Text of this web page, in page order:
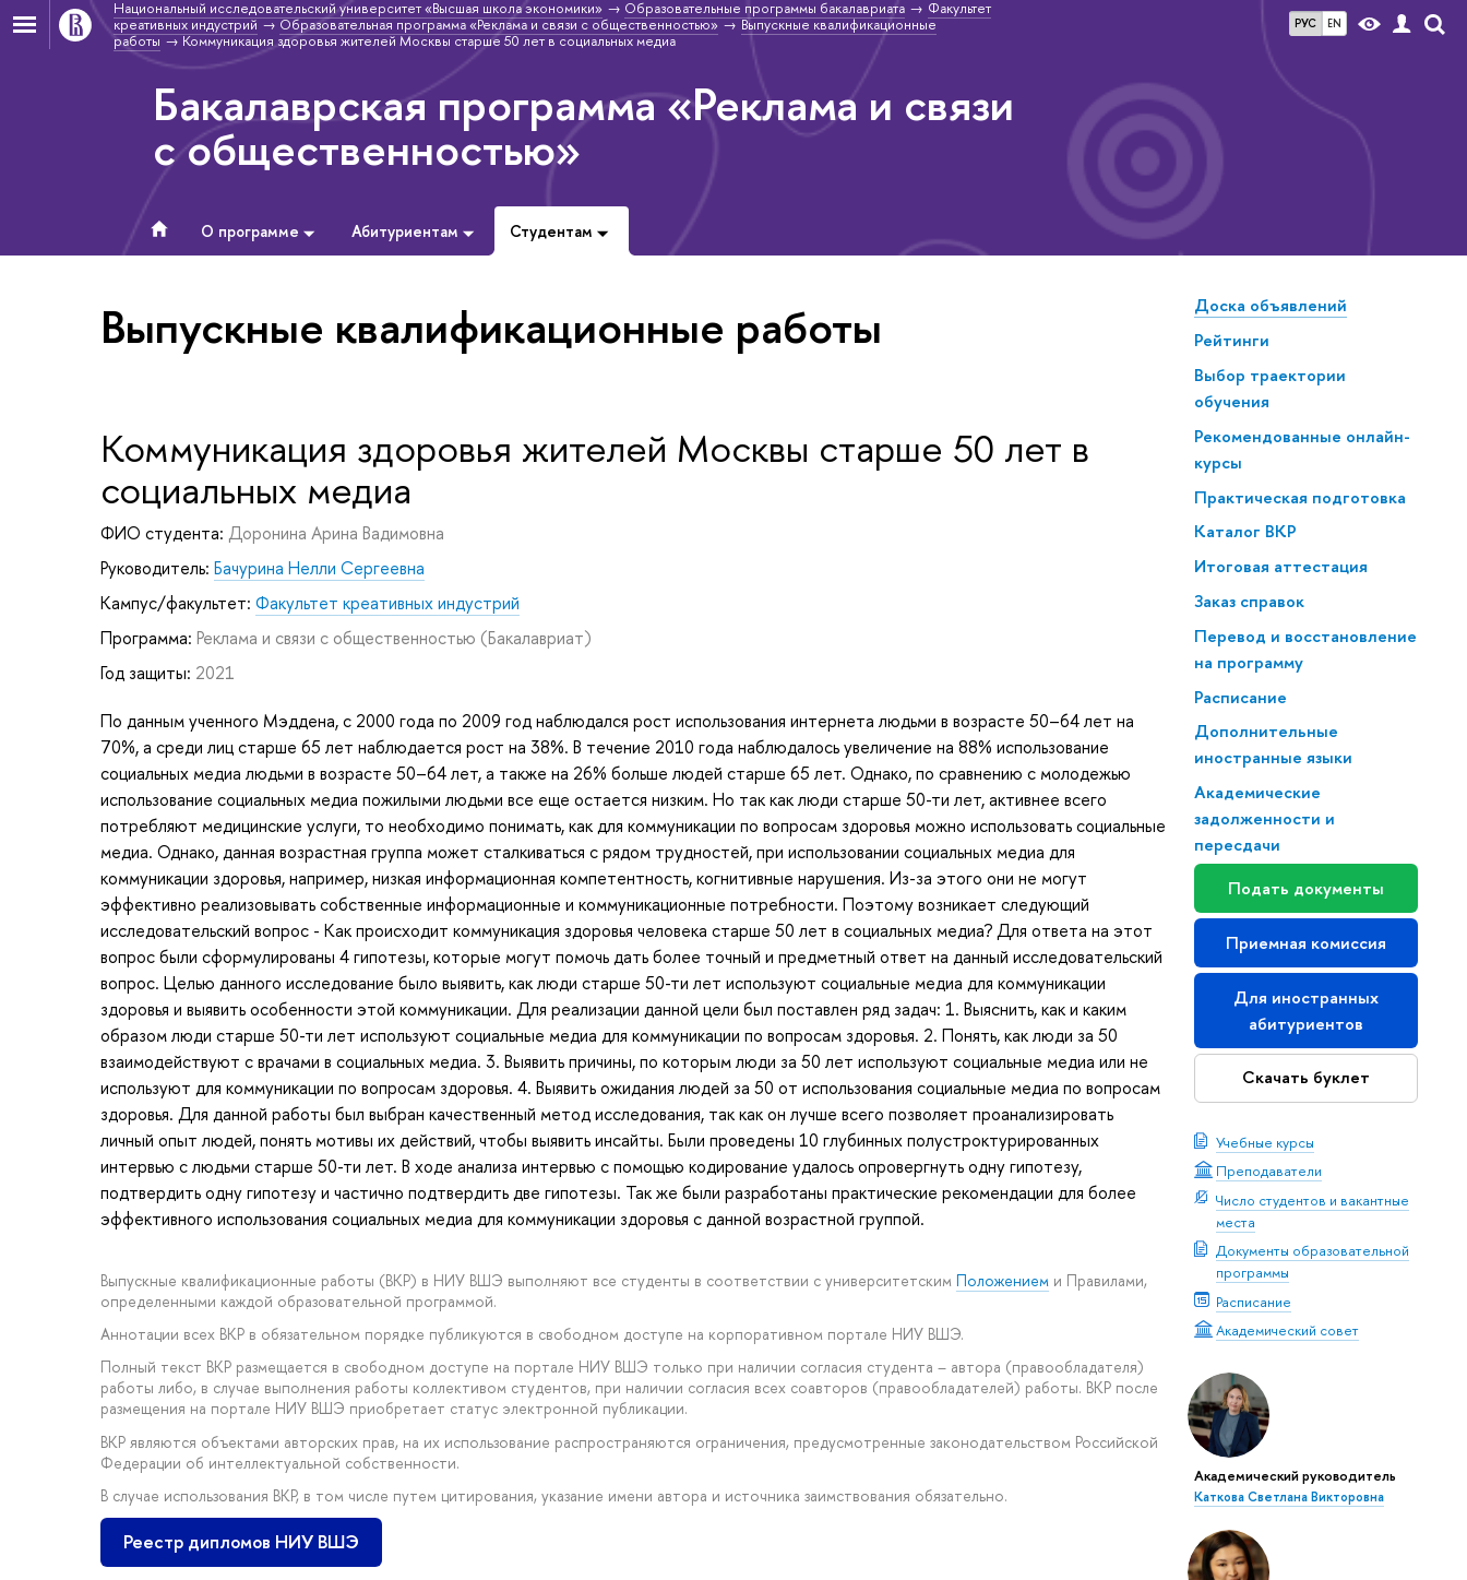
РУС EN
Национальный исследовательский университет «Высшая школа экономики» Образовательные программы бакалавриата
Факультет
креативных индустрий
Образовательная программа «Реклама и связи с общественностью»
Выпускные квалификационные
работы
Коммуникация здоровья жителей Москвы старше 50 лет в социальных медиа
Бакалаврская программа «Реклама и связи
с общественностью»
О программе Абитуриентам Студентам
Доска объявлений
Рейтинги
Выбор траектории
обучения
Рекомендованные онлайн-
курсы
Практическая подготовка
Каталог ВКР
Итоговая аттестация
Заказ справок
Перевод и восстановление
на программу
Расписание
Дополнительные
иностранные языки
Академические
задолженности и
пересдачи
Подать документы
Приемная комиссия
Для иностранных
абитуриентов
Скачать буклет
Учебные курсы
Преподаватели
Число студентов и вакантные
места
Документы образовательной
программы
Расписание
Академический совет
Академический руководитель
Каткова Светлана Викторовна
Выпускные квалификационные работы
Коммуникация здоровья жителей Москвы старше 50 лет в
социальных медиа
ФИО студента: Доронина Арина Вадимовна
Руководитель: Бачурина Нелли Сергеевна
Кампус/факультет: Факультет креативных индустрий
Программа: Реклама и связи с общественностью (Бакалавриат)
Год защиты: 2021
По данным ученного Мэддена, с 2000 года по 2009 год наблюдался рост использования интернета людьми в возрасте 50–64 лет на
70%, а среди лиц старше 65 лет наблюдается рост на 38%. В течение 2010 года наблюдалось увеличение на 88% использование
социальных медиа людьми в возрасте 50–64 лет, а также на 26% больше людей старше 65 лет. Однако, по сравнению с молодежью
использование социальных медиа пожилыми людьми все еще остается низким. Но так как люди старше 50-ти лет, активнее всего
потребляют медицинские услуги, то необходимо понимать, как для коммуникации по вопросам здоровья можно использовать социальные
медиа. Однако, данная возрастная группа может сталкиваться с рядом трудностей, при использовании социальных медиа для
коммуникации здоровья, например, низкая информационная компетентность, когнитивные нарушения. Из-за этого они не могут
эффективно реализовывать собственные информационные и коммуникационные потребности. Поэтому возникает следующий
исследовательский вопрос - Как происходит коммуникация здоровья человека старше 50 лет в социальных медиа? Для ответа на этот
вопрос были сформулированы 4 гипотезы, которые могут помочь дать более точный и предметный ответ на данный исследовательский
вопрос. Целью данного исследование было выявить, как люди старше 50-ти лет используют социальные медиа для коммуникации
здоровья и выявить особенности этой коммуникации. Для реализации данной цели был поставлен ряд задач: 1. Выяснить, как и каким
образом люди старше 50-ти лет используют социальные медиа для коммуникации по вопросам здоровья. 2. Понять, как люди за 50
взаимодействуют с врачами в социальных медиа. 3. Выявить причины, по которым люди за 50 лет используют социальные медиа или не
используют для коммуникации по вопросам здоровья. 4. Выявить ожидания людей за 50 от использования социальные медиа по вопросам
здоровья. Для данной работы был выбран качественный метод исследования, так как он лучше всего позволяет проанализировать
личный опыт людей, понять мотивы их действий, чтобы выявить инсайты. Были проведены 10 глубинных полустроктурированных
интервью с людьми старше 50-ти лет. В ходе анализа интервью с помощью кодирование удалось опровергнуть одну гипотезу,
подтвердить одну гипотезу и частично подтвердить две гипотезы. Так же были разработаны практические рекомендации для более
эффективного использования социальных медиа для коммуникации здоровья с данной возрастной группой.
Выпускные квалификационные работы (ВКР) в НИУ ВШЭ выполняют все студенты в соответствии с университетским Положением и Правилами,
определенными каждой образовательной программой.
Аннотации всех ВКР в обязательном порядке публикуются в свободном доступе на корпоративном портале НИУ ВШЭ.
Полный текст ВКР размещается в свободном доступе на портале НИУ ВШЭ только при наличии согласия студента – автора (правообладателя)
работы либо, в случае выполнения работы коллективом студентов, при наличии согласия всех соавторов (правообладателей) работы. ВКР после
размещения на портале НИУ ВШЭ приобретает статус электронной публикации.
ВКР являются объектами авторских прав, на их использование распространяются ограничения, предусмотренные законодательством Российской
Федерации об интеллектуальной собственности.
В случае использования ВКР, в том числе путем цитирования, указание имени автора и источника заимствования обязательно.
Реестр дипломов НИУ ВШЭ